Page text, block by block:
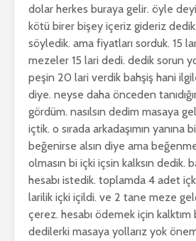
dolar herkes buraya gelir. öyle
kötü birer bişey içeriz gideriz
söyledik. ama fiyatları sorduk. 15
mezeler 15 lari dedi. dedik sorun
peşin 20 lari verdik bahşiş hani
diye. neyse daha önceden
gördüm. nasılsın dedim masaya
içtik. o sırada arkadaşımın yanına
beğenirse alsın diye ama
olmasın bi içki içsin kalksın dedik.
hesabı istedik. toplamda 4 adet
larilik içki içildi. ve 2 tane meze
çerez. hesabı ödemek için kalktım
dedilerki masaya yollarız yok